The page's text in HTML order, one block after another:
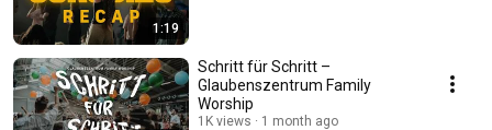
1:19
Schritt für Schritt –
Glaubenszentrum Family
Worship
1K views 1 month ago